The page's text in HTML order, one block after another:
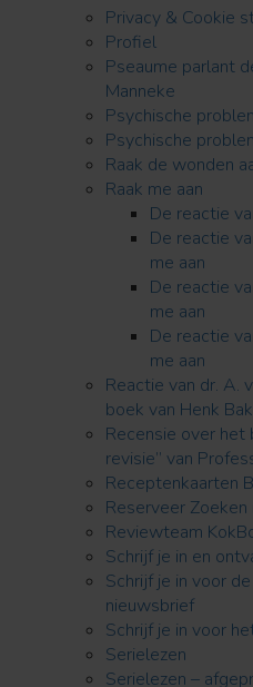
Privacy & Cookie
Profiel
Pseaume parlant
Manneke
Psychische
Psychische
Raak de wonden
Raak me aan
De reactie
De reactie
me aan
De reactie
me aan
De reactie
me aan
Reactie van dr. A.
boek van Henk
Recensie over het
revisie” van
Receptenkaarten
Reserveer
Reviewteam
Schrijf je in en
Schrijf je in voor
nieuwsbrief
Schrijf je in voor
Serielezen
Serielezen –